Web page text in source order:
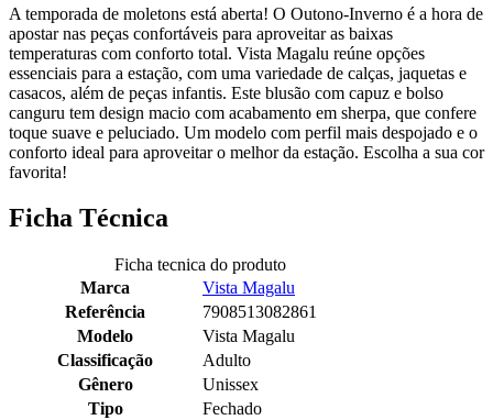
A temporada de moletons está aberta! O Outono-Inverno é a hora de
apostar nas peças confortáveis para aproveitar as baixas
temperaturas com conforto total. Vista Magalu reúne opções
essenciais para a estação, com uma variedade de calças, jaquetas e
casacos, além de peças infantis. Este blusão com capuz e bolso
canguru tem design macio com acabamento em sherpa, que confere
toque suave e peluciado. Um modelo com perfil mais despojado e o
conforto ideal para aproveitar o melhor da estação. Escolha a sua cor
favorita!
Ficha Técnica
Ficha tecnica do produto
Marca
Vista Magalu
Referência
7908513082861
Modelo
Vista Magalu
Classificação
Adulto
Gênero
Unissex
Tipo
Fechado